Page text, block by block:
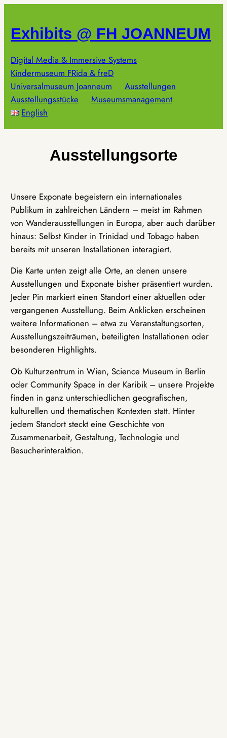
springen
Exhibits @ FH JOANNEUM
Digital Media & Immersive Systems
Kindermuseum FRida & freD
Universalmuseum Joanneum
Ausstellungen
Ausstellungsstücke
Museumsmanagement
English
Ausstellungsorte
Unsere Exponate begeistern ein internationales
Publikum in zahlreichen Ländern – meist im Rahmen
von Wanderausstellungen in Europa, aber auch darüber
hinaus: Selbst Kinder in Trinidad und Tobago haben
bereits mit unseren Installationen interagiert.
Die Karte unten zeigt alle Orte, an denen unsere
Ausstellungen und Exponate bisher präsentiert wurden.
Jeder Pin markiert einen Standort einer aktuellen oder
vergangenen Ausstellung. Beim Anklicken erscheinen
weitere Informationen – etwa zu Veranstaltungsorten,
Ausstellungszeiträumen, beteiligten Installationen oder
besonderen Highlights.
Ob Kulturzentrum in Wien, Science Museum in Berlin
oder Community Space in der Karibik – unsere Projekte
finden in ganz unterschiedlichen geografischen,
kulturellen und thematischen Kontexten statt. Hinter
jedem Standort steckt eine Geschichte von
Zusammenarbeit, Gestaltung, Technologie und
Besucherinteraktion.